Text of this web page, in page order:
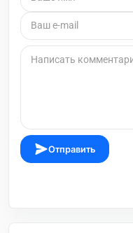
Отправить